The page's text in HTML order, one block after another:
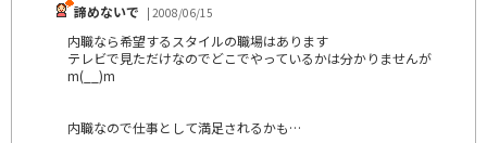
諦めないで | 2008/06/15
内職なら希望するスタイルの職場はあります
テレビで見ただけなのでどこでやっているかは分かりませんが
m(__)m
内職なので仕事として満足されるかも…